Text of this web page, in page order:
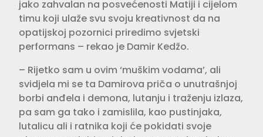
jako zahvalan na posvećenosti Matiji i cijelom
timu koji ulaže svu svoju kreativnost da na
opatijskoj pozornici priredimo svjetski
performans – rekao je Damir Kedžo.
– Rijetko sam u ovim ‘muškim vodama’, ali
svidjela mi se ta Damirova priča o unutrašnjoj
borbi anđela i demona, lutanju i traženju izlaza,
pa sam ga tako i zamislila, kao pustinjaka,
lutalicu ali i ratnika koji će pokidati svoje